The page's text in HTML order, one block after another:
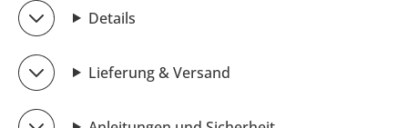
Details
Lieferung & Versand